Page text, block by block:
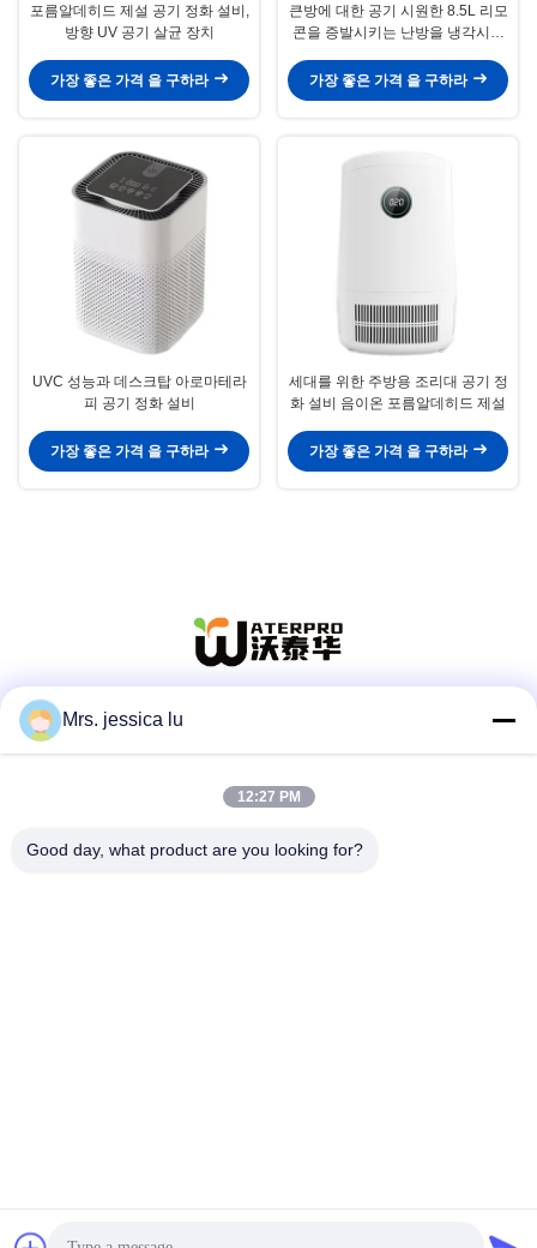
포름알데히드 제설 공기 정화 설비,
방향 UV 공기 살균 장치
가장 좋은 가격 을 구하라
큰방에 대한 공기 시원한 8.5L 리모
콘을 증발시키는 난방을 냉각시키
가장 좋은 가격 을 구하라
UVC 성능과 데스크탑 아로마테라
피 공기 정화 설비
가장 좋은 가격 을 구하라
세대를 위한 주방용 조리대 공기 정
화 설비 음이온 포름알데히드 제설
가장 좋은 가격 을 구하라
빠른 연락
중국 좋은 품질 식수 충전기 공급자. 저작권 2023-2026 Shenzhen
Mrs. jessica lu
12:27 PM
Good day, what product are you looking for?